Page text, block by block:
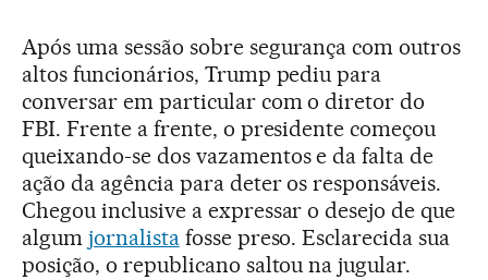
Após uma sessão sobre segurança com outros
altos funcionários, Trump pediu para
conversar em particular com o diretor do
FBI. Frente a frente, o presidente começou
queixando-se dos vazamentos e da falta de
ação da agência para deter os responsáveis.
Chegou inclusive a expressar o desejo de que
algum jornalistafosse preso. Esclarecida sua
posição, o republicano saltou na jugular.